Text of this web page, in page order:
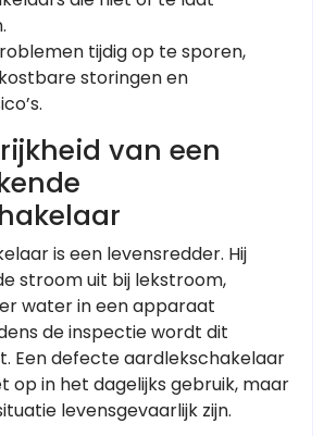
tijdig op te sporen,
storingen en
van een
is een levensredder. Hij
stroom uit bij lekstroom,
water in een apparaat
de inspectie wordt dit
Een defecte aardlekschakelaar
op in het dagelijks gebruik, maar
levensgevaarlijk zijn.